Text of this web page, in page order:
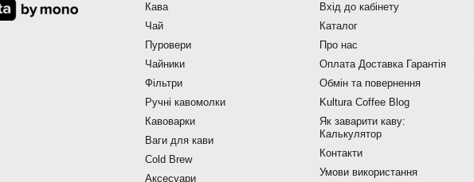
Кава
Чай
Пуровери
Чайники
Фільтри
Ручні кавомолки
Кавоварки
Ваги для кави
Cold Brew
Аксесуари
Вхід до кабінету
Каталог
Про нас
Оплата Доставка Гарантія
Обмін та повернення
Kultura Coffee Blog
Як заварити каву:
Калькулятор
Контакти
Умови використання